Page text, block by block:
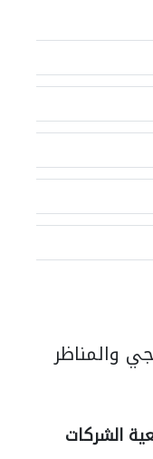
والمناظر
الشركات